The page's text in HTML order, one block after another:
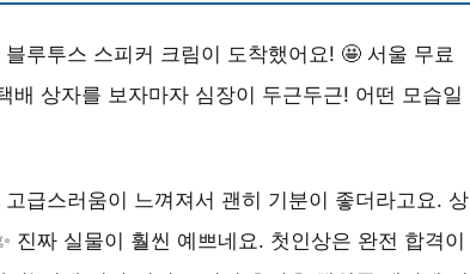
루투스 스피커 크림이 도착했어요! 🤩 서울 무료
상자를 보자마자 심장이 두근두근! 어떤 모습일
급스러움이 느껴져서 괜히 기분이 좋더라고요. 상
진짜 실물이 훨씬 예쁘네요. 첫인상은 완전 합격이